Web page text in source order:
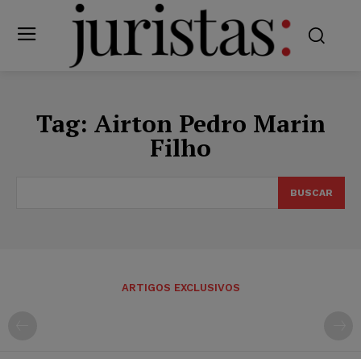
Tag: Airton Pedro Marin
Filho
BUSCAR
ARTIGOS EXCLUSIVOS